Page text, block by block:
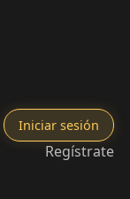
Iniciar sesión
Regístrate